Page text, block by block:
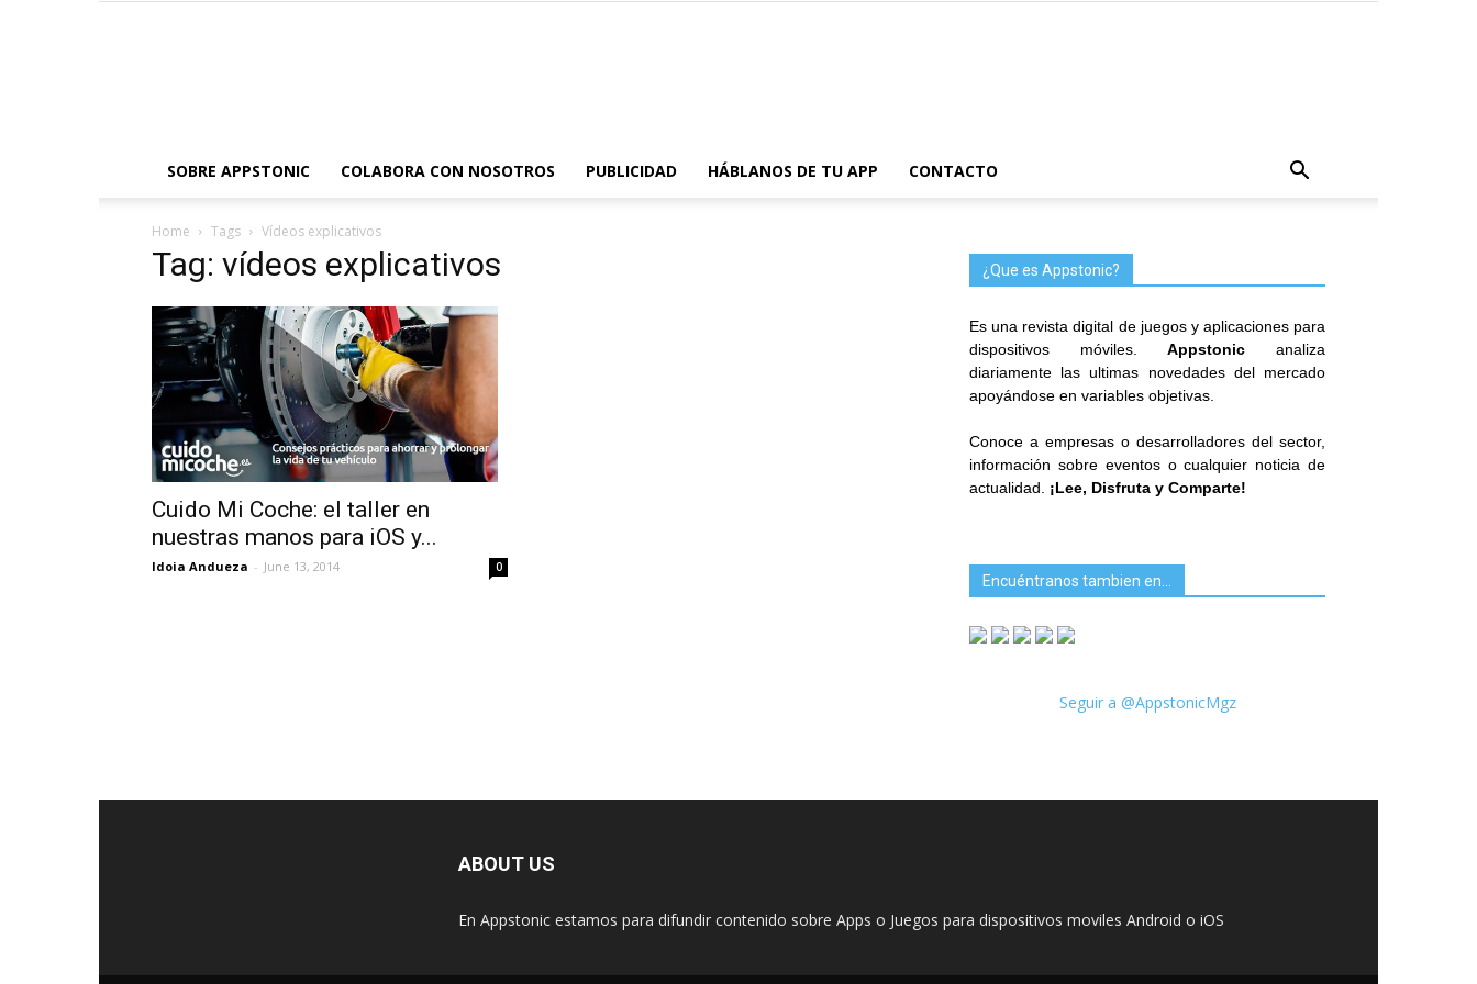
SOBRE APPSTONIC COLABORA CON NOSOTROS PUBLICIDAD HÁBLANOS DE TU APP CONTACTO
Home Tags Vídeos explicativos
Tag: vídeos explicativos
Cuido Mi Coche: el taller en
nuestras manos para iOS y...
Idoia Andueza - June 13, 2014 0
¿Que es Appstonic?
Es una revista digital de juegos y aplicaciones para
dispositivos móviles.Appstonic analiza
diariamente las ultimas novedades del mercado
apoyándose en variables objetivas.
Conoce a empresas o desarrolladores del sector,
información sobre eventos o cualquier noticia de
actualidad. ¡Lee, Disfruta y Comparte!
Encuéntranos tambien en…
Seguir a @AppstonicMgz
ABOUT US
En Appstonic estamos para difundir contenido sobre Apps o Juegos para dispositivos moviles Android o iOS